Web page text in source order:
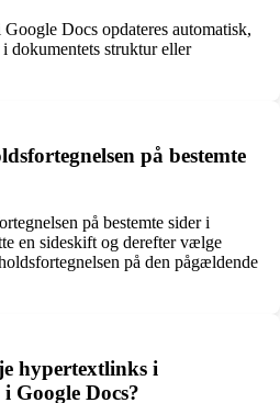
Docs opdateres automatisk,
dokumentets struktur eller
på bestemte
på bestemte sider i
en sideskift og derefter vælge
på den pågældende
hypertextlinks i
Google Docs?